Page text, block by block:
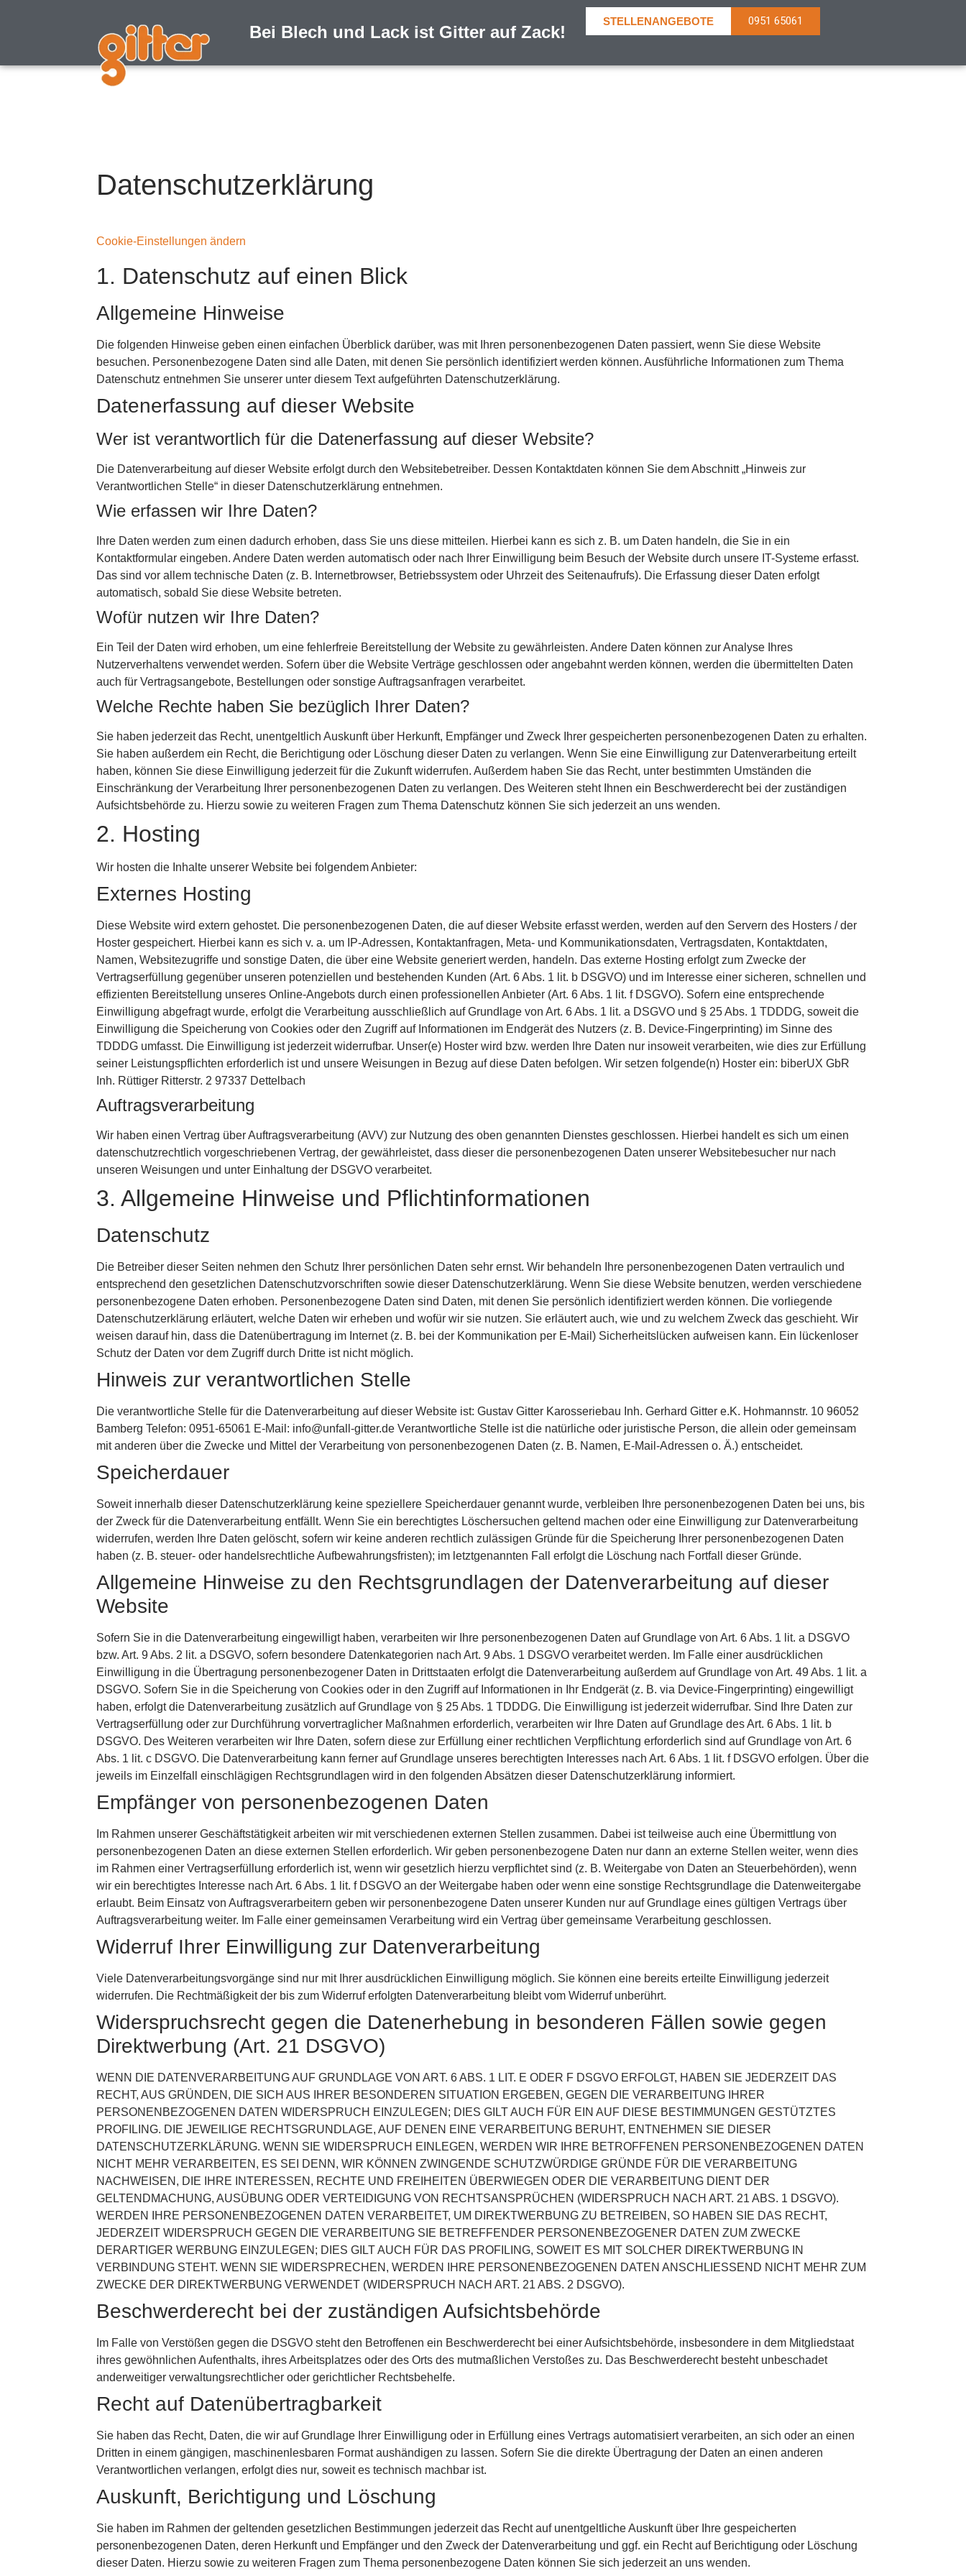
Bei Blech und Lack ist Gitter auf Zack!
STELLEN­ANGEBOTE 0951 65061
Datenschutz­erklärung
Cookie-Einstellungen ändern
1. Datenschutz auf einen Blick
Allgemeine Hinweise
Die folgenden Hinweise geben einen einfachen Überblick darüber, was mit Ihren personenbezogenen Daten passiert, wenn Sie diese Website
besuchen. Personenbezogene Daten sind alle Daten, mit denen Sie persönlich identifiziert werden können. Ausführliche Informationen zum Thema
Datenschutz entnehmen Sie unserer unter diesem Text aufgeführten Datenschutzerklärung.
Datenerfassung auf dieser Website
Wer ist verantwortlich für die Datenerfassung auf dieser Website?
Die Datenverarbeitung auf dieser Website erfolgt durch den Websitebetreiber. Dessen Kontaktdaten können Sie dem Abschnitt „Hinweis zur
Verantwortlichen Stelle“ in dieser Datenschutzerklärung entnehmen.
Wie erfassen wir Ihre Daten?
Ihre Daten werden zum einen dadurch erhoben, dass Sie uns diese mitteilen. Hierbei kann es sich z. B. um Daten handeln, die Sie in ein
Kontaktformular eingeben. Andere Daten werden automatisch oder nach Ihrer Einwilligung beim Besuch der Website durch unsere IT-Systeme erfasst.
Das sind vor allem technische Daten (z. B. Internetbrowser, Betriebssystem oder Uhrzeit des Seitenaufrufs). Die Erfassung dieser Daten erfolgt
automatisch, sobald Sie diese Website betreten.
Wofür nutzen wir Ihre Daten?
Ein Teil der Daten wird erhoben, um eine fehlerfreie Bereitstellung der Website zu gewährleisten. Andere Daten können zur Analyse Ihres
Nutzerverhaltens verwendet werden. Sofern über die Website Verträge geschlossen oder angebahnt werden können, werden die übermittelten Daten
auch für Vertragsangebote, Bestellungen oder sonstige Auftragsanfragen verarbeitet.
Welche Rechte haben Sie bezüglich Ihrer Daten?
Sie haben jederzeit das Recht, unentgeltlich Auskunft über Herkunft, Empfänger und Zweck Ihrer gespeicherten personenbezogenen Daten zu erhalten.
Sie haben außerdem ein Recht, die Berichtigung oder Löschung dieser Daten zu verlangen. Wenn Sie eine Einwilligung zur Datenverarbeitung erteilt
haben, können Sie diese Einwilligung jederzeit für die Zukunft widerrufen. Außerdem haben Sie das Recht, unter bestimmten Umständen die
Einschränkung der Verarbeitung Ihrer personenbezogenen Daten zu verlangen. Des Weiteren steht Ihnen ein Beschwerderecht bei der zuständigen
Aufsichtsbehörde zu. Hierzu sowie zu weiteren Fragen zum Thema Datenschutz können Sie sich jederzeit an uns wenden.
2. Hosting
Wir hosten die Inhalte unserer Website bei folgendem Anbieter:
Externes Hosting
Diese Website wird extern gehostet. Die personenbezogenen Daten, die auf dieser Website erfasst werden, werden auf den Servern des Hosters / der
Hoster gespeichert. Hierbei kann es sich v. a. um IP-Adressen, Kontaktanfragen, Meta- und Kommunikationsdaten, Vertragsdaten, Kontaktdaten,
Namen, Websitezugriffe und sonstige Daten, die über eine Website generiert werden, handeln. Das externe Hosting erfolgt zum Zwecke der
Vertragserfüllung gegenüber unseren potenziellen und bestehenden Kunden (Art. 6 Abs. 1 lit. b DSGVO) und im Interesse einer sicheren, schnellen und
effizienten Bereitstellung unseres Online-Angebots durch einen professionellen Anbieter (Art. 6 Abs. 1 lit. f DSGVO). Sofern eine entsprechende
Einwilligung abgefragt wurde, erfolgt die Verarbeitung ausschließlich auf Grundlage von Art. 6 Abs. 1 lit. a DSGVO und § 25 Abs. 1 TDDDG, soweit die
Einwilligung die Speicherung von Cookies oder den Zugriff auf Informationen im Endgerät des Nutzers (z. B. Device-Fingerprinting) im Sinne des
TDDDG umfasst. Die Einwilligung ist jederzeit widerrufbar. Unser(e) Hoster wird bzw. werden Ihre Daten nur insoweit verarbeiten, wie dies zur Erfüllung
seiner Leistungspflichten erforderlich ist und unsere Weisungen in Bezug auf diese Daten befolgen. Wir setzen folgende(n) Hoster ein: biberUX GbR
Inh. Rüttiger Ritterstr. 2 97337 Dettelbach
Auftragsverarbeitung
Wir haben einen Vertrag über Auftragsverarbeitung (AVV) zur Nutzung des oben genannten Dienstes geschlossen. Hierbei handelt es sich um einen
datenschutzrechtlich vorgeschriebenen Vertrag, der gewährleistet, dass dieser die personenbezogenen Daten unserer Websitebesucher nur nach
unseren Weisungen und unter Einhaltung der DSGVO verarbeitet.
3. Allgemeine Hinweise und Pflicht­informationen
Datenschutz
Die Betreiber dieser Seiten nehmen den Schutz Ihrer persönlichen Daten sehr ernst. Wir behandeln Ihre personenbezogenen Daten vertraulich und
entsprechend den gesetzlichen Datenschutzvorschriften sowie dieser Datenschutzerklärung. Wenn Sie diese Website benutzen, werden verschiedene
personenbezogene Daten erhoben. Personenbezogene Daten sind Daten, mit denen Sie persönlich identifiziert werden können. Die vorliegende
Datenschutzerklärung erläutert, welche Daten wir erheben und wofür wir sie nutzen. Sie erläutert auch, wie und zu welchem Zweck das geschieht. Wir
weisen darauf hin, dass die Datenübertragung im Internet (z. B. bei der Kommunikation per E-Mail) Sicherheitslücken aufweisen kann. Ein lückenloser
Schutz der Daten vor dem Zugriff durch Dritte ist nicht möglich.
Hinweis zur verantwortlichen Stelle
Die verantwortliche Stelle für die Datenverarbeitung auf dieser Website ist: Gustav Gitter Karosseriebau Inh. Gerhard Gitter e.K. Hohmannstr. 10 96052
Bamberg Telefon: 0951-65061 E-Mail: info@unfall-gitter.de Verantwortliche Stelle ist die natürliche oder juristische Person, die allein oder gemeinsam
mit anderen über die Zwecke und Mittel der Verarbeitung von personenbezogenen Daten (z. B. Namen, E-Mail-Adressen o. Ä.) entscheidet.
Speicherdauer
Soweit innerhalb dieser Datenschutzerklärung keine speziellere Speicherdauer genannt wurde, verbleiben Ihre personenbezogenen Daten bei uns, bis
der Zweck für die Datenverarbeitung entfällt. Wenn Sie ein berechtigtes Löschersuchen geltend machen oder eine Einwilligung zur Datenverarbeitung
widerrufen, werden Ihre Daten gelöscht, sofern wir keine anderen rechtlich zulässigen Gründe für die Speicherung Ihrer personenbezogenen Daten
haben (z. B. steuer- oder handelsrechtliche Aufbewahrungsfristen); im letztgenannten Fall erfolgt die Löschung nach Fortfall dieser Gründe.
Allgemeine Hinweise zu den Rechtsgrundlagen der Datenverarbeitung auf dieser
Website
Sofern Sie in die Datenverarbeitung eingewilligt haben, verarbeiten wir Ihre personenbezogenen Daten auf Grundlage von Art. 6 Abs. 1 lit. a DSGVO
bzw. Art. 9 Abs. 2 lit. a DSGVO, sofern besondere Datenkategorien nach Art. 9 Abs. 1 DSGVO verarbeitet werden. Im Falle einer ausdrücklichen
Einwilligung in die Übertragung personenbezogener Daten in Drittstaaten erfolgt die Datenverarbeitung außerdem auf Grundlage von Art. 49 Abs. 1 lit. a
DSGVO. Sofern Sie in die Speicherung von Cookies oder in den Zugriff auf Informationen in Ihr Endgerät (z. B. via Device-Fingerprinting) eingewilligt
haben, erfolgt die Datenverarbeitung zusätzlich auf Grundlage von § 25 Abs. 1 TDDDG. Die Einwilligung ist jederzeit widerrufbar. Sind Ihre Daten zur
Vertragserfüllung oder zur Durchführung vorvertraglicher Maßnahmen erforderlich, verarbeiten wir Ihre Daten auf Grundlage des Art. 6 Abs. 1 lit. b
DSGVO. Des Weiteren verarbeiten wir Ihre Daten, sofern diese zur Erfüllung einer rechtlichen Verpflichtung erforderlich sind auf Grundlage von Art. 6
Abs. 1 lit. c DSGVO. Die Datenverarbeitung kann ferner auf Grundlage unseres berechtigten Interesses nach Art. 6 Abs. 1 lit. f DSGVO erfolgen. Über die
jeweils im Einzelfall einschlägigen Rechtsgrundlagen wird in den folgenden Absätzen dieser Datenschutzerklärung informiert.
Empfänger von personenbezogenen Daten
Im Rahmen unserer Geschäftstätigkeit arbeiten wir mit verschiedenen externen Stellen zusammen. Dabei ist teilweise auch eine Übermittlung von
personenbezogenen Daten an diese externen Stellen erforderlich. Wir geben personenbezogene Daten nur dann an externe Stellen weiter, wenn dies
im Rahmen einer Vertragserfüllung erforderlich ist, wenn wir gesetzlich hierzu verpflichtet sind (z. B. Weitergabe von Daten an Steuerbehörden), wenn
wir ein berechtigtes Interesse nach Art. 6 Abs. 1 lit. f DSGVO an der Weitergabe haben oder wenn eine sonstige Rechtsgrundlage die Datenweitergabe
erlaubt. Beim Einsatz von Auftragsverarbeitern geben wir personenbezogene Daten unserer Kunden nur auf Grundlage eines gültigen Vertrags über
Auftragsverarbeitung weiter. Im Falle einer gemeinsamen Verarbeitung wird ein Vertrag über gemeinsame Verarbeitung geschlossen.
Widerruf Ihrer Einwilligung zur Datenverarbeitung
Viele Datenverarbeitungsvorgänge sind nur mit Ihrer ausdrücklichen Einwilligung möglich. Sie können eine bereits erteilte Einwilligung jederzeit
widerrufen. Die Rechtmäßigkeit der bis zum Widerruf erfolgten Datenverarbeitung bleibt vom Widerruf unberührt.
Widerspruchsrecht gegen die Datenerhebung in besonderen Fällen sowie gegen
Direktwerbung (Art. 21 DSGVO)
WENN DIE DATENVERARBEITUNG AUF GRUNDLAGE VON ART. 6 ABS. 1 LIT. E ODER F DSGVO ERFOLGT, HABEN SIE JEDERZEIT DAS
RECHT, AUS GRÜNDEN, DIE SICH AUS IHRER BESONDEREN SITUATION ERGEBEN, GEGEN DIE VERARBEITUNG IHRER
PERSONENBEZOGENEN DATEN WIDERSPRUCH EINZULEGEN; DIES GILT AUCH FÜR EIN AUF DIESE BESTIMMUNGEN GESTÜTZTES
PROFILING. DIE JEWEILIGE RECHTSGRUNDLAGE, AUF DENEN EINE VERARBEITUNG BERUHT, ENTNEHMEN SIE DIESER
DATENSCHUTZERKLÄRUNG. WENN SIE WIDERSPRUCH EINLEGEN, WERDEN WIR IHRE BETROFFENEN PERSONENBEZOGENEN DATEN
NICHT MEHR VERARBEITEN, ES SEI DENN, WIR KÖNNEN ZWINGENDE SCHUTZWÜRDIGE GRÜNDE FÜR DIE VERARBEITUNG
NACHWEISEN, DIE IHRE INTERESSEN, RECHTE UND FREIHEITEN ÜBERWIEGEN ODER DIE VERARBEITUNG DIENT DER
GELTENDMACHUNG, AUSÜBUNG ODER VERTEIDIGUNG VON RECHTSANSPRÜCHEN (WIDERSPRUCH NACH ART. 21 ABS. 1 DSGVO).
WERDEN IHRE PERSONENBEZOGENEN DATEN VERARBEITET, UM DIREKTWERBUNG ZU BETREIBEN, SO HABEN SIE DAS RECHT,
JEDERZEIT WIDERSPRUCH GEGEN DIE VERARBEITUNG SIE BETREFFENDER PERSONENBEZOGENER DATEN ZUM ZWECKE
DERARTIGER WERBUNG EINZULEGEN; DIES GILT AUCH FÜR DAS PROFILING, SOWEIT ES MIT SOLCHER DIREKTWERBUNG IN
VERBINDUNG STEHT. WENN SIE WIDERSPRECHEN, WERDEN IHRE PERSONENBEZOGENEN DATEN ANSCHLIESSEND NICHT MEHR ZUM
ZWECKE DER DIREKTWERBUNG VERWENDET (WIDERSPRUCH NACH ART. 21 ABS. 2 DSGVO).
Beschwerde­recht bei der zuständigen Aufsichts­behörde
Im Falle von Verstößen gegen die DSGVO steht den Betroffenen ein Beschwerderecht bei einer Aufsichtsbehörde, insbesondere in dem Mitgliedstaat
ihres gewöhnlichen Aufenthalts, ihres Arbeitsplatzes oder des Orts des mutmaßlichen Verstoßes zu. Das Beschwerderecht besteht unbeschadet
anderweitiger verwaltungsrechtlicher oder gerichtlicher Rechtsbehelfe.
Recht auf Daten­übertrag­barkeit
Sie haben das Recht, Daten, die wir auf Grundlage Ihrer Einwilligung oder in Erfüllung eines Vertrags automatisiert verarbeiten, an sich oder an einen
Dritten in einem gängigen, maschinenlesbaren Format aushändigen zu lassen. Sofern Sie die direkte Übertragung der Daten an einen anderen
Verantwortlichen verlangen, erfolgt dies nur, soweit es technisch machbar ist.
Auskunft, Berichtigung und Löschung
Sie haben im Rahmen der geltenden gesetzlichen Bestimmungen jederzeit das Recht auf unentgeltliche Auskunft über Ihre gespeicherten
personenbezogenen Daten, deren Herkunft und Empfänger und den Zweck der Datenverarbeitung und ggf. ein Recht auf Berichtigung oder Löschung
dieser Daten. Hierzu sowie zu weiteren Fragen zum Thema personenbezogene Daten können Sie sich jederzeit an uns wenden.